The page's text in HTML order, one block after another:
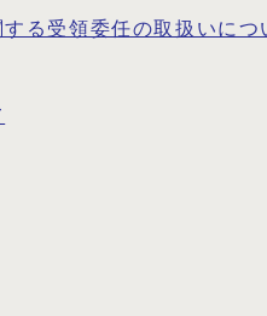
る受領委任の取扱いにつ